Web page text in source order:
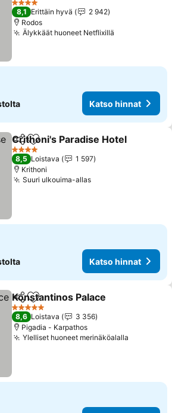
4 Tähtiluokitus
8,1 Erittäin hyvä
2 942
Rodos
Älykkäät huoneet Netflixillä
Katso hinnat
Jaa Lisää suosikkeihin
Crithoni's Paradise Hotel
4 Tähtiluokitus
8,5 Loistava
1 597
Krithoni
Suuri ulkouima-allas
Katso hinnat
Jaa Lisää suosikkeihin
Konstantinos Palace
5 Tähtiluokitus
8,6 Loistava
3 356
Pigadia - Karpathos
Ylelliset huoneet merinäköalalla